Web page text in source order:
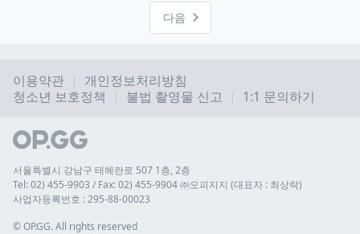
다음
이용약관
개인정보처리방침
청소년 보호정책
불법 촬영물 신고 1:1 문의하기
서울특별시 강남구 테헤란로 507 1층, 2층
Tel: 02) 455-9903 / Fax: 02) 455-9904 ㈜오피지지 (대표자 : 최상락)
사업자등록번호 : 295-88-00023
© OP.GG. All rights reserved